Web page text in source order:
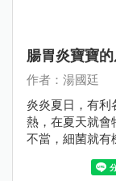
腸胃炎寶寶
作者：湯國廷
炎炎夏日，有利
熱，在夏天就會
不當，細菌就有
胃炎的症狀不
前，如何避免